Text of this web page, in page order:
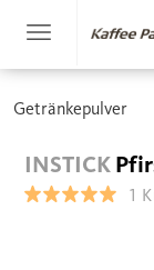
Getränkepulver
INSTICK
1